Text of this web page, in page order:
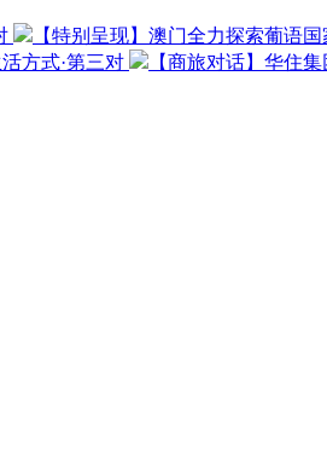
【特别呈现】澳门全力探索葡语
方式·第三对 【商旅对话】华住